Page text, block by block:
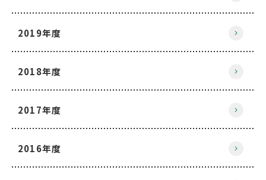
2019年度
2018年度
2017年度
2016年度